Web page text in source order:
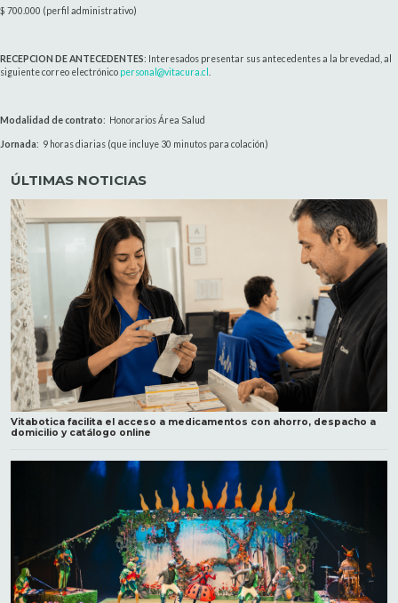
$ 700.000 (perfil administrativo)
RECEPCION DE ANTECEDENTES: Interesados presentar sus antecedentes a la brevedad, al
siguiente correo electrónico personal@vitacura.cl .
Modalidad de contrato: Honorarios Área Salud
Jornada: 9 horas diarias (que incluye 30 minutos para colación)
ÚLTIMAS NOTICIAS
Vitabotica facilita el acceso a medicamentos con ahorro, despacho a
domicilio y catálogo online